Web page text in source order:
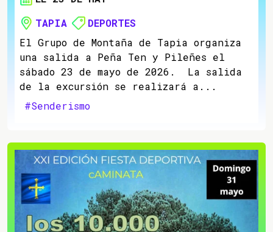
TAPIA
DEPORTES
El Grupo de Montaña de Tapia organiza
una salida a Peña Ten y Pileñes el
sábado 23 de mayo de 2026. La salida
de la excursión se realizará a...
#Senderismo